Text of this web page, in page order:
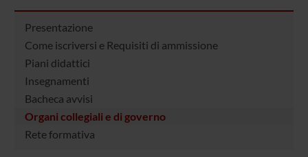
Presentazione
Come iscriversi e Requisiti di ammissione
Piani didattici
Insegnamenti
Bacheca avvisi
Organi collegiali e di governo
Rete formativa